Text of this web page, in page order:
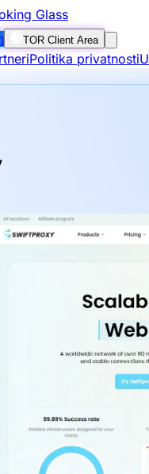
Glass
TOR Client Area
Politika privatnosti